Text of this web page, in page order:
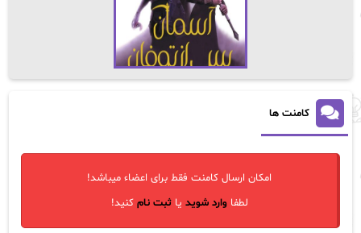
کامنت ها
امکان ارسال کامنت فقط برای اعضاء میباشد!
لطفاوارد شوید یاثبت نام کنید!